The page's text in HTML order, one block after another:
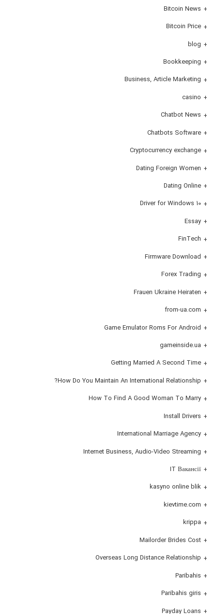
Bitcoin News
Bitcoin Price
blog
Bookkeeping
Business, Article Marketing
casino
Chatbot News
Chatbots Software
Cryptocurrency exchange
Dating Foreign Women
Dating Online
Driver for Windows 10
Essay
FinTech
Firmware Download
Forex Trading
Frauen Ukraine Heiraten
from-ua.com
Game Emulator Roms For Android
gameinside.ua
Getting Married A Second Time
How Do You Maintain An International Relationship?
How To Find A Good Woman To Marry
Install Drivers
International Marriage Agency
Internet Business, Audio-Video Streaming
IT Вакансії
kasyno online blik
kievtime.com
krippa
Mailorder Brides Cost
Overseas Long Distance Relationship
Paribahis
Paribahis giris
Payday Loans